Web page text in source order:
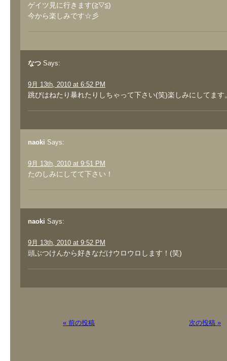
ゲイツ見に行きます(≧▽≦)
今から楽しみです☆彡
なつ Says:
9月 13th, 2010 at 6:52 PM
跳びはねたり暴れたりしちゃって下さい(笑)楽しみにしてます
naoki Says:
9月 13th, 2010 at 9:51 PM
たのしみにしてて下さい！
naoki Says:
9月 13th, 2010 at 9:52 PM
頭ぶつけんから好きなだけウロウロします！(笑)
« 前の投稿 次の投稿 »